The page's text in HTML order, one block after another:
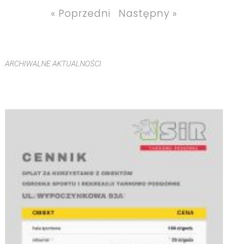
« Poprzedni Następny »
ARCHIWALNE AKTUALNOŚCI